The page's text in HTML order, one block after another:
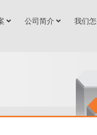
公司简介 我们